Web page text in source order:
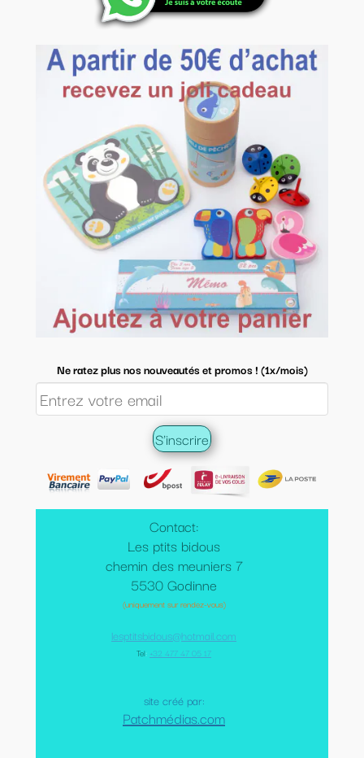
Contact:
Les ptits bidous
chemin des meuniers 7
5530 Godinne
(uniquement sur rendez-vous)
lesptitsbidous@hotmail.com
Tel: +32 477 47 05 17
site créé par:
Patchmédias.com
Ne ratez plus nos nouveautés et promos ! (1x/mois)